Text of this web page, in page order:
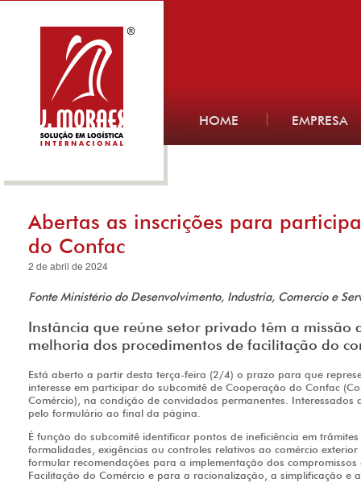
HOME EMPRESA
Abertas as inscrições para
do Confac
2 de abril de 2024
Fonte Ministério do Desenvolvimento, Industria, Comercio e
Instância que reúne setor privado têm a missão
melhoria dos procedimentos de facilitação do
Está aberto a partir desta terça-feira (2/4) o prazo para que
interesse em participar do subcomitê de Cooperação do Confac
Comércio), na condição de convidados permanentes.
pelo formulário ao final da página.
É função do subcomitê identificar pontos de ineficiência em
formalidades, exigências ou controles relativos ao comércio
formular recomendações para a implementação dos
Facilitação do Comércio e para a racionalização, a simplificação e